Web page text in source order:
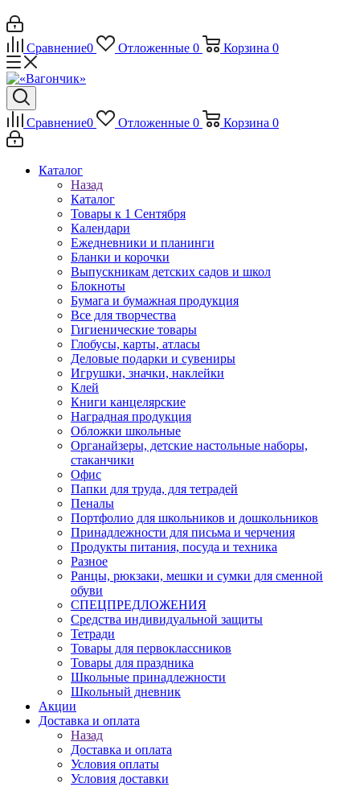
Сравнение0 Отложенные 0 Корзина 0
Сравнение0 Отложенные 0 Корзина 0
Каталог
Назад
Каталог
Товары к 1 Сентября
Календари
Ежедневники и планинги
Бланки и корочки
Выпускникам детских садов и школ
Блокноты
Бумага и бумажная продукция
Все для творчества
Гигиенические товары
Глобусы, карты, атласы
Деловые подарки и сувениры
Игрушки, значки, наклейки
Клей
Книги канцелярские
Наградная продукция
Обложки школьные
Органайзеры, детские настольные наборы,
стаканчики
Офис
Папки для труда, для тетрадей
Пеналы
Портфолио для школьников и дошкольников
Принадлежности для письма и черчения
Продукты питания, посуда и техника
Разное
Ранцы, рюкзаки, мешки и сумки для сменной
обуви
СПЕЦПРЕДЛОЖЕНИЯ
Средства индивидуальной защиты
Тетради
Товары для первоклассников
Товары для праздника
Школьные принадлежности
Школьный дневник
Акции
Доставка и оплата
Назад
Доставка и оплата
Условия оплаты
Условия доставки